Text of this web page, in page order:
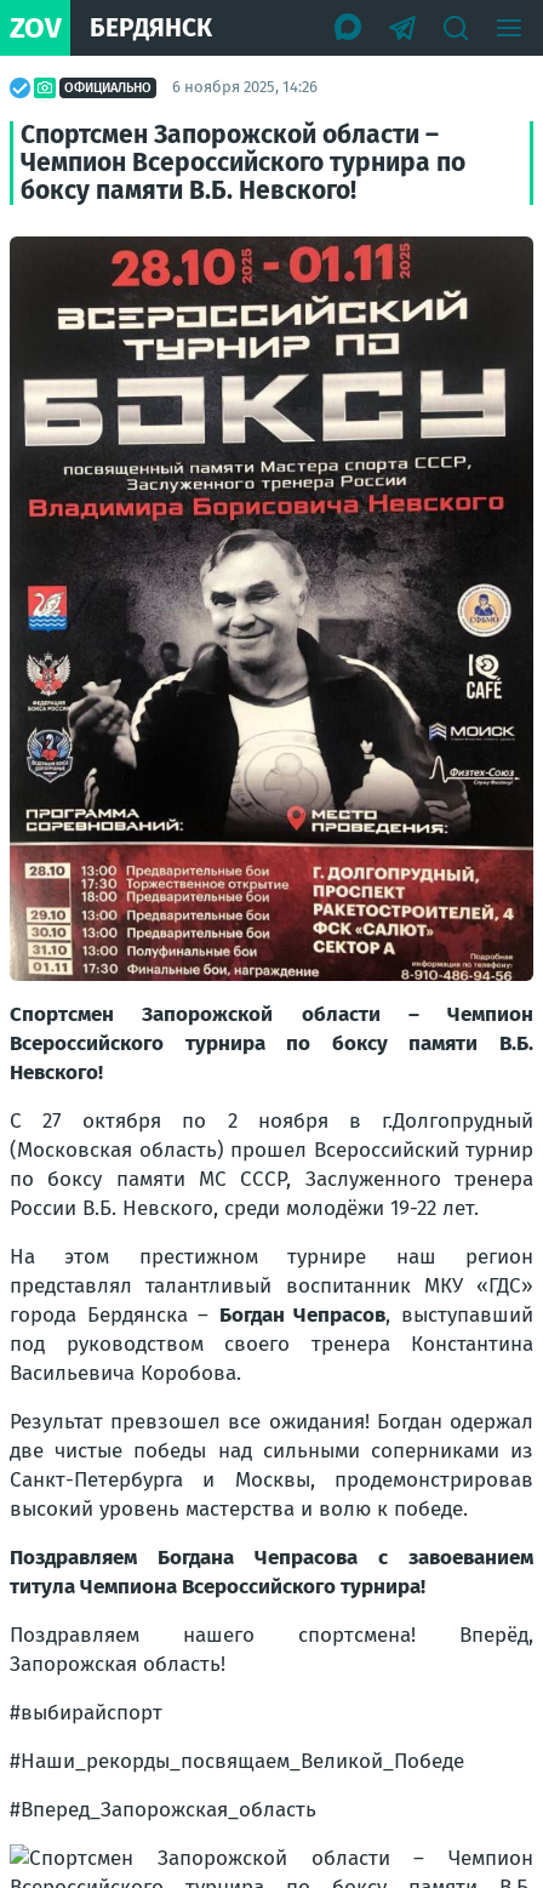
ZOV БЕРДЯНСК
ОФИЦИАЛЬНО 6 ноября 2025, 14:26
Спортсмен Запорожской области –
Чемпион Всероссийского турнира по
боксу памяти В.Б. Невского!
Спортсмен Запорожской области – Чемпион
Всероссийского турнира по боксу памяти В.Б.
Невского!
С 27 октября по 2 ноября в г.Долгопрудный
(Московская область) прошел Всероссийский турнир
по боксу памяти МС СССР, Заслуженного тренера
России В.Б. Невского, среди молодёжи 19-22 лет.
На этом престижном турнире наш регион
представлял талантливый воспитанник МКУ «ГДС»
города Бердянска – Богдан Чепрасов, выступавший
под руководством своего тренера Константина
Васильевича Коробова.
Результат превзошел все ожидания! Богдан одержал
две чистые победы над сильными соперниками из
Санкт-Петербурга и Москвы, продемонстрировав
высокий уровень мастерства и волю к победе.
Поздравляем Богдана Чепрасова с завоеванием
титула Чемпиона Всероссийского турнира!
Поздравляем нашего спортсмена! Вперёд,
Запорожская область!
#выбирайспорт
#Наши_рекорды_посвящаем_Великой_Победе
#Вперед_Запорожская_область